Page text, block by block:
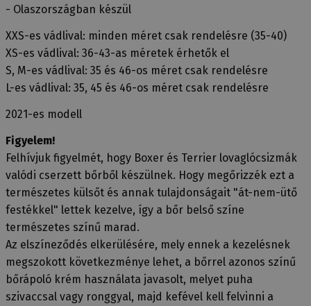
- Olaszországban készül
XXS-es vádlival: minden méret csak rendelésre (35-40)
XS-es vádlival: 36-43-as méretek érhetők el
S, M-es vádlival: 35 és 46-os méret csak rendelésre
L-es vádlival: 35, 45 és 46-os méret csak rendelésre
2021-es modell
Figyelem!
Felhívjuk figyelmét, hogy Boxer és Terrier lovaglócsizmák
valódi cserzett bőrből készülnek. Hogy megőrizzék ezt a
természetes külsőt és annak tulajdonságait "át-nem-ütő
festékkel" lettek kezelve, így a bőr belső színe
természetes színű marad.
Az elszíneződés elkerülésére, mely ennek a kezelésnek
megszokott következménye lehet, a bőrrel azonos színű
bőrápoló krém használata javasolt, melyet puha
szivaccsal vagy ronggyal, majd kefével kell felvinni a